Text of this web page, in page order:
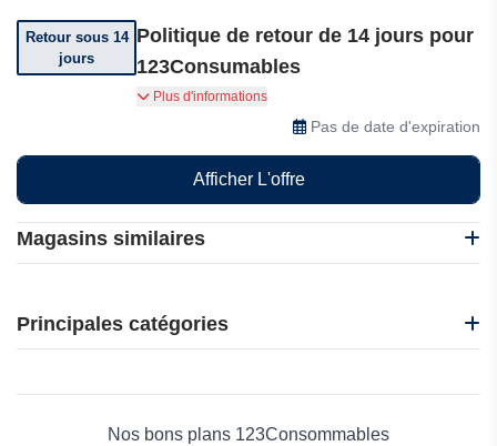
Magasins similaires
123Consommables
3D Druck Boss
Toner Services
Le Materiel Informatique
Principales catégories
Maison & JardinNos bons plans 123Consommables
Retour sous 14
jours
Politique de retour de 14 jours pour
123Consumables
Vous disposez de 14 jours pour retourner un
article à compter de la date de réception.
Plus d'informations
Pas de date d'expiration
Afficher L'offre